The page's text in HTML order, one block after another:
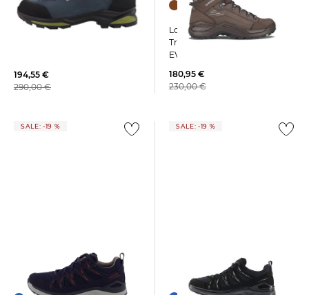
Lowa | Herren Bergstiefel
194,55 €
290,00 €
Lowa | Herren
Trekkingschuhe RENEGADE
EVO GTX MID W
180,95 €
230,00 €
SALE: -19 % SALE: -19 %